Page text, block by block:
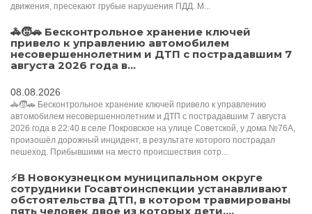
движения, пресекают грубые нарушения ПДД. М...
🚓🧒🚗 Бесконтрольное хранение ключей
привело к управлению автомобилем
несовершеннолетним и ДТП с пострадавшим 7
августа 2026 года в...
08.08.2026
🚓🧒🚗 Бесконтрольное хранение ключей привело к управлению
автомобилем несовершеннолетним и ДТП с пострадавшим 7 августа
2026 года в 22:40 в селе Покровское на улице Советской, у дома №76А,
произошёл дорожный инцидент, в результате которого пострадал
пешеход. Прибывшими на место происшествия сотр...
⚡️В Новокузнецком муниципальном округе
сотрудники Госавтоинспекции устанавливают
обстоятельства ДТП, в котором травмированы
пять человек двое из которых дети....